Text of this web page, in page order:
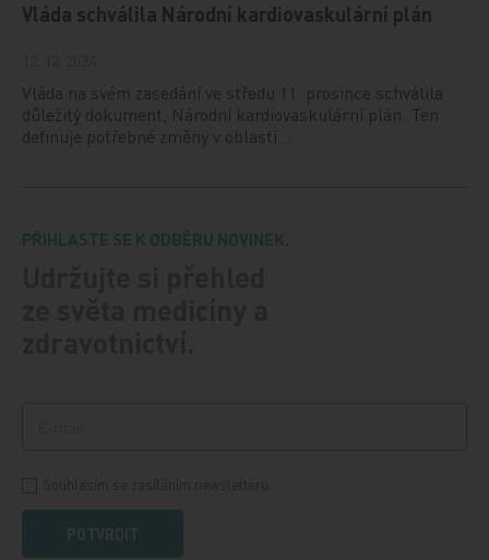
Vláda schválila Národní kardiovaskulární plán
Vláda na svém zasedání ve středu 11. prosince schválila
důležitý dokument, Národní kardiovaskulární plán. Ten
definuje potřebné změny v oblasti…
PŘIHLASTE SE K ODBĚRU NOVINEK.
POTVRDIT